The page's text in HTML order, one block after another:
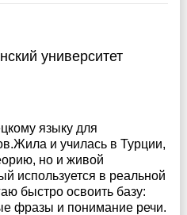
университет
языку для
и училась в Турции,
но и живой
используется в реальной
быстро освоить базу:
фразы и понимание речи.